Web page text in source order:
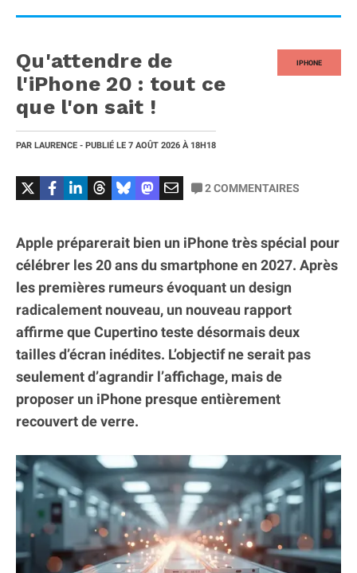
IPHONE
Qu'attendre de
l'iPhone 20 : tout ce
que l'on sait !
PAR LAURENCE - PUBLIÉ LE 7 AOÛT 2026 À 18H18
2COMMENTAIRES
Apple préparerait bien un iPhone très spécial pour
célébrer les 20 ans du smartphone en 2027. Après
les premières rumeurs évoquant un design
radicalement nouveau, un nouveau rapport
affirme que Cupertino teste désormais deux
tailles d’écran inédites. L’objectif ne serait pas
seulement d’agrandir l’affichage, mais de
proposer un iPhone presque entièrement
recouvert de verre.